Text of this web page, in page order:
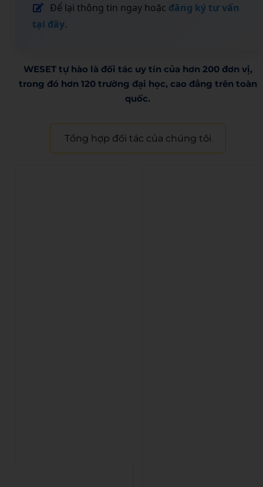
Để lại thông tin ngay hoặc đăng ký tư vấn
tại đây.
WESET tự hào là đối tác uy tín của hơn 200 đơn vị,
trong đó hơn 120 trường đại học, cao đẳng trên toàn
quốc.​
Tổng hợp đối tác của chúng tôi